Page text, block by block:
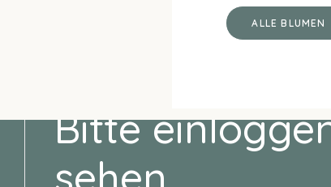
ALLE BLUMEN
Bitte